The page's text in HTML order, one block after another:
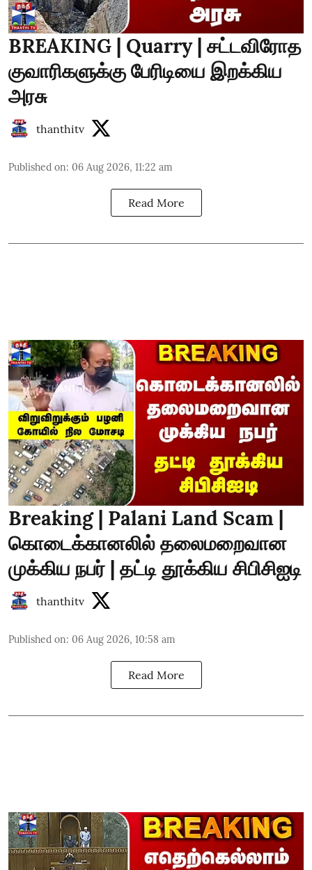
BREAKING | Quarry | சட்டவிரோத
குவாரிகளுக்கு பேரிடியை இறக்கிய
அரசு
thanthitv
Published on: 06 Aug 2026, 11:22 am
Read More
Breaking | Palani Land Scam |
கொடைக்கானலில் தலைமறைவான
முக்கிய நபர் | தட்டி தூக்கிய சிபிசிஐடி
thanthitv
Published on: 06 Aug 2026, 10:58 am
Read More